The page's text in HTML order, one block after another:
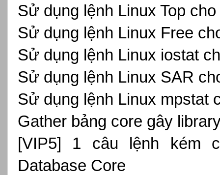
Sử dụng lệnh Linux Top
Sử dụng lệnh Linux Free
Sử dụng lệnh Linux iostat
Sử dụng lệnh Linux SAR
Sử dụng lệnh Linux mpstat
Gather bảng core gây
[VIP5] 1 câu lệnh kém
Database Core